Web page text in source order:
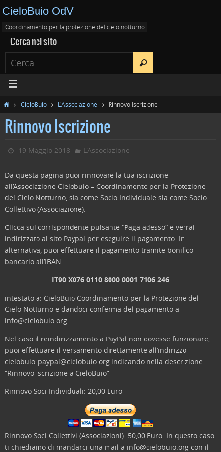
CieloBuio OdV
Coordinamento per la protezione del cielo notturno
Cerca nel sito
CieloBuio L'Associazione Rinnovo Iscrizione
Rinnovo Iscrizione
19 Maggio 2018 L'Associazione
Da questa pagina puoi rinnovare la tua iscrizione
all’Associazione Cielobuio – Coordinamento per la Protezione
del Cielo Notturno, sia come Socio Individuale sia come Socio
Collettivo (Associazione).
Clicca sul corrispondente pulsante “Paga adesso” e verrai
indirizzato al sito Paypal per eseguire il pagamento. In
alternativa, puoi effettuare il pagamento tramite bonifico
bancario all’IBAN:
IT90 X076 0110 8000 0001 7106 246
intestato a: CieloBuio Coordinamento per la Protezione del
Cielo Notturno e dandoci conferma del pagamento a
info@cielobuio.org
Nel caso il reindirizzamento a PayPal non dovesse funzionare,
puoi effettuare il versamento direttamente all’indirizzo
cielobuio_paypal@cielobuio.org indicando nella descrizione:
“Rinnovo Iscrizione a CieloBuio”.
Rinnovo Soci Individuali: 20,00 Euro
Rinnovo Soci Collettivi (Associazioni): 50,00 Euro. In questo caso
ti chiediamo di mandarci una mail a info@cielobuio.org con il